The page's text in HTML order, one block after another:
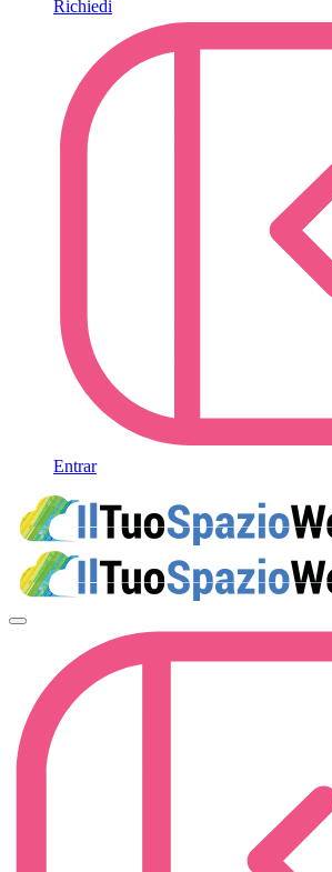
Richiedi
Entrar